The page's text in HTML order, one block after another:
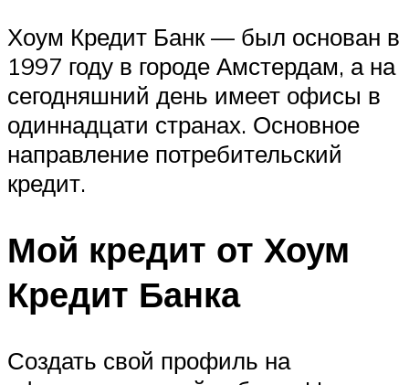
Хоум Кредит Банк — был основан в
1997 году в городе Амстердам, а на
сегодняшний день имеет офисы в
одиннадцати странах. Основное
направление потребительский
кредит.
Мой кредит от Хоум
Кредит Банка
Создать свой профиль на